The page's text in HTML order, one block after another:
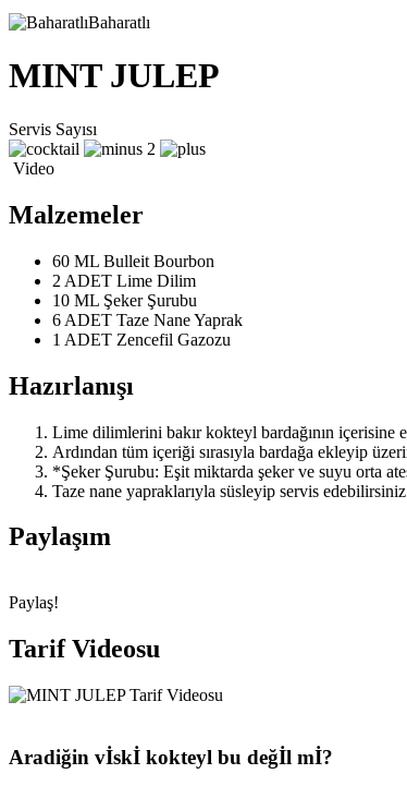
Baharatlı
MINT JULEP
Servis Sayısı
2
Video
Malzemeler
60 ML Bulleit Bourbon
2 ADET Lime Dilim
10 ML Şeker Şurubu
6 ADET Taze Nane Yaprak
1 ADET Zencefil Gazozu
Hazırlanışı
Lime dilimlerini bakır kokteyl bardağının içerisine
Ardından tüm içeriği sırasıyla bardağa ekleyip
*Şeker Şurubu: Eşit miktarda şeker ve suyu orta
Taze nane yapraklarıyla süsleyip servis
Paylaşım
Paylaş!
Tarif Videosu
Aradiğin vİskİ kokteyl bu değİl mİ?